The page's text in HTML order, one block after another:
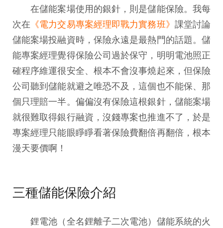
在儲能案場使用的銀針，則是儲能保險。我每
次在 《電力交易專案經理即戰力實務班》 課堂討論
儲能案場投融資時，保險永遠是最熱門的話題。儲
能專案經理覺得保險公司過於保守，明明電池照正
確程序維運很安全、根本不會沒事燒起來，但保險
公司聽到儲能就避之唯恐不及，這個也不能保、那
個只理賠一半。偏偏沒有保險這根銀針，儲能案場
就很難取得銀行融資，沒錢專案也推進不了，於是
專案經理只能眼睜睜看著保險費翻倍再翻倍，根本
漫天要價啊！
三種儲能保險介紹
鋰電池（全名鋰離子二次電池）儲能系統的火